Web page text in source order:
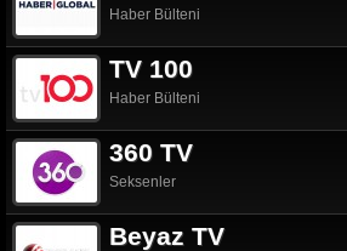
Haber Bülteni
TV 100
Haber Bülteni
360 TV
Seksenler
Beyaz TV